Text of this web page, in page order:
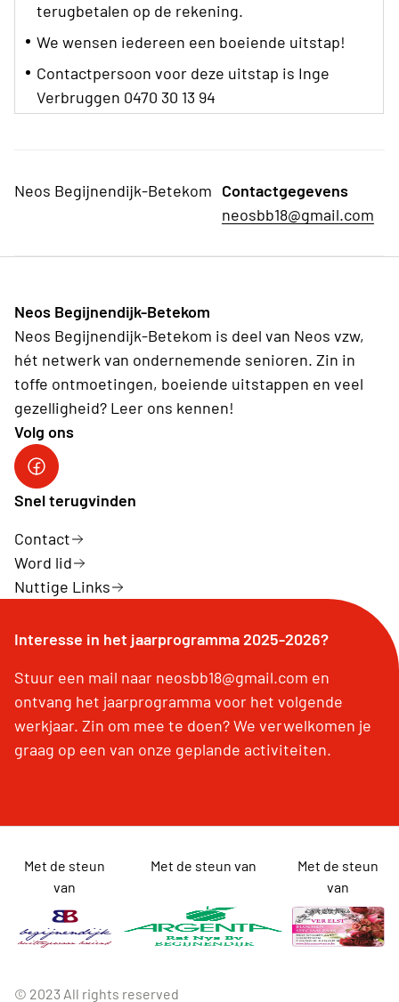
terugbetalen op de rekening.
We wensen iedereen een boeiende uitstap!
Contactpersoon voor deze uitstap is Inge
Verbruggen 0470 30 13 94
Neos Begijnendijk-Betekom Contactgegevens
neosbb18@gmail.com
Neos Begijnendijk-Betekom
Neos Begijnendijk-Betekom is deel van Neos vzw,
hét netwerk van ondernemende senioren. Zin in
toffe ontmoetingen, boeiende uitstappen en veel
gezelligheid? Leer ons kennen!
Volg ons
facebookgroep
Snel terugvinden
Contact
Word lid
Nuttige Links
Interesse in het jaarprogramma 2025-2026?
Stuur een mail naar neosbb18@gmail.com en
ontvang het jaarprogramma voor het volgende
werkjaar. Zin om mee te doen? We verwelkomen je
graag op een van onze geplande activiteiten.
Met de steun
van
Met de steun van
Met de steun
van
© 2023 All rights reserved